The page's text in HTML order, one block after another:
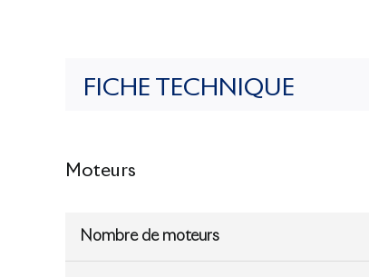
FICHE TECHNIQUE
Moteurs
Nombre de moteurs